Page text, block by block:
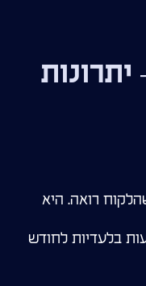
רואה. היא
בלעדיות לחודש